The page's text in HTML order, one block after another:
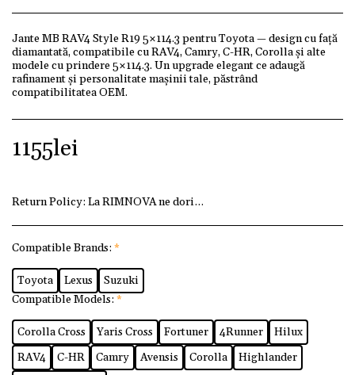
Jante MB RAV4 Style R19 5×114.3 pentru Toyota — design cu față
diamantată, compatibile cu RAV4, Camry, C-HR, Corolla și alte
modele cu prindere 5×114.3. Un upgrade elegant ce adaugă
rafinament și personalitate mașinii tale, păstrând
compatibilitatea OEM.
1155lei
Return Policy: La RIMNOVA ne dorim ca fiecare client
Compatible Brands: *
Toyota Lexus
Suzuki
Compatible Models: *
Corolla Cross Yaris Cross Fortuner 4Runner
Hilux
RAV4
C-HR Camry Avensis Corolla
Highlander